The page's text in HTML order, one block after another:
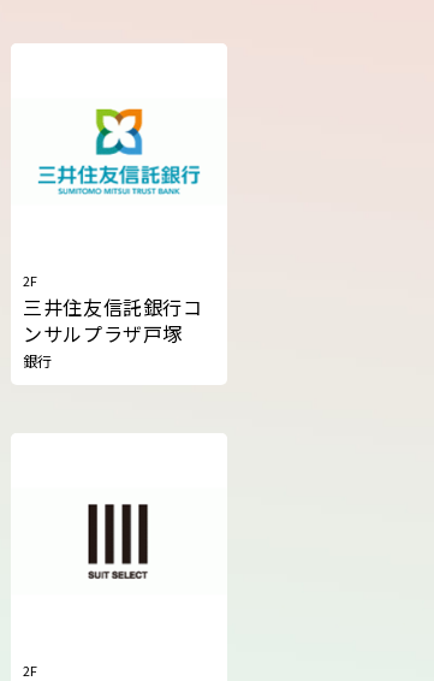
2F
三井住友信託銀行コ
ンサルプラザ戸塚
銀行
2F